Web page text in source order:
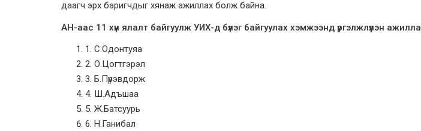
даагч эрх баригчдыг хянаж ажиллах болж байна.
АН-аас 11 хүн ялалт байгуулж УИХ-д бүлэг байгуулах хэмжээнд үргэлжлүүлэн
1. С.Одонтуяа
2. О.Цогтгэрэл
3. Б.Пүрэвдорж
4. Ш.Адъшаа
5. Ж.Батсуурь
6. Н.Ганибал